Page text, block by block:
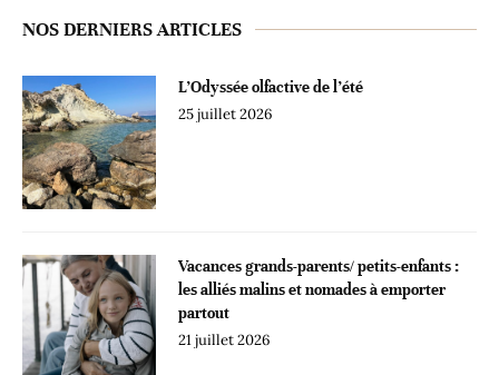
NOS DERNIERS ARTICLES
L’Odyssée olfactive de l’été
25 juillet 2026
Vacances grands-parents/ petits-enfants :
les alliés malins et nomades à emporter
partout
21 juillet 2026